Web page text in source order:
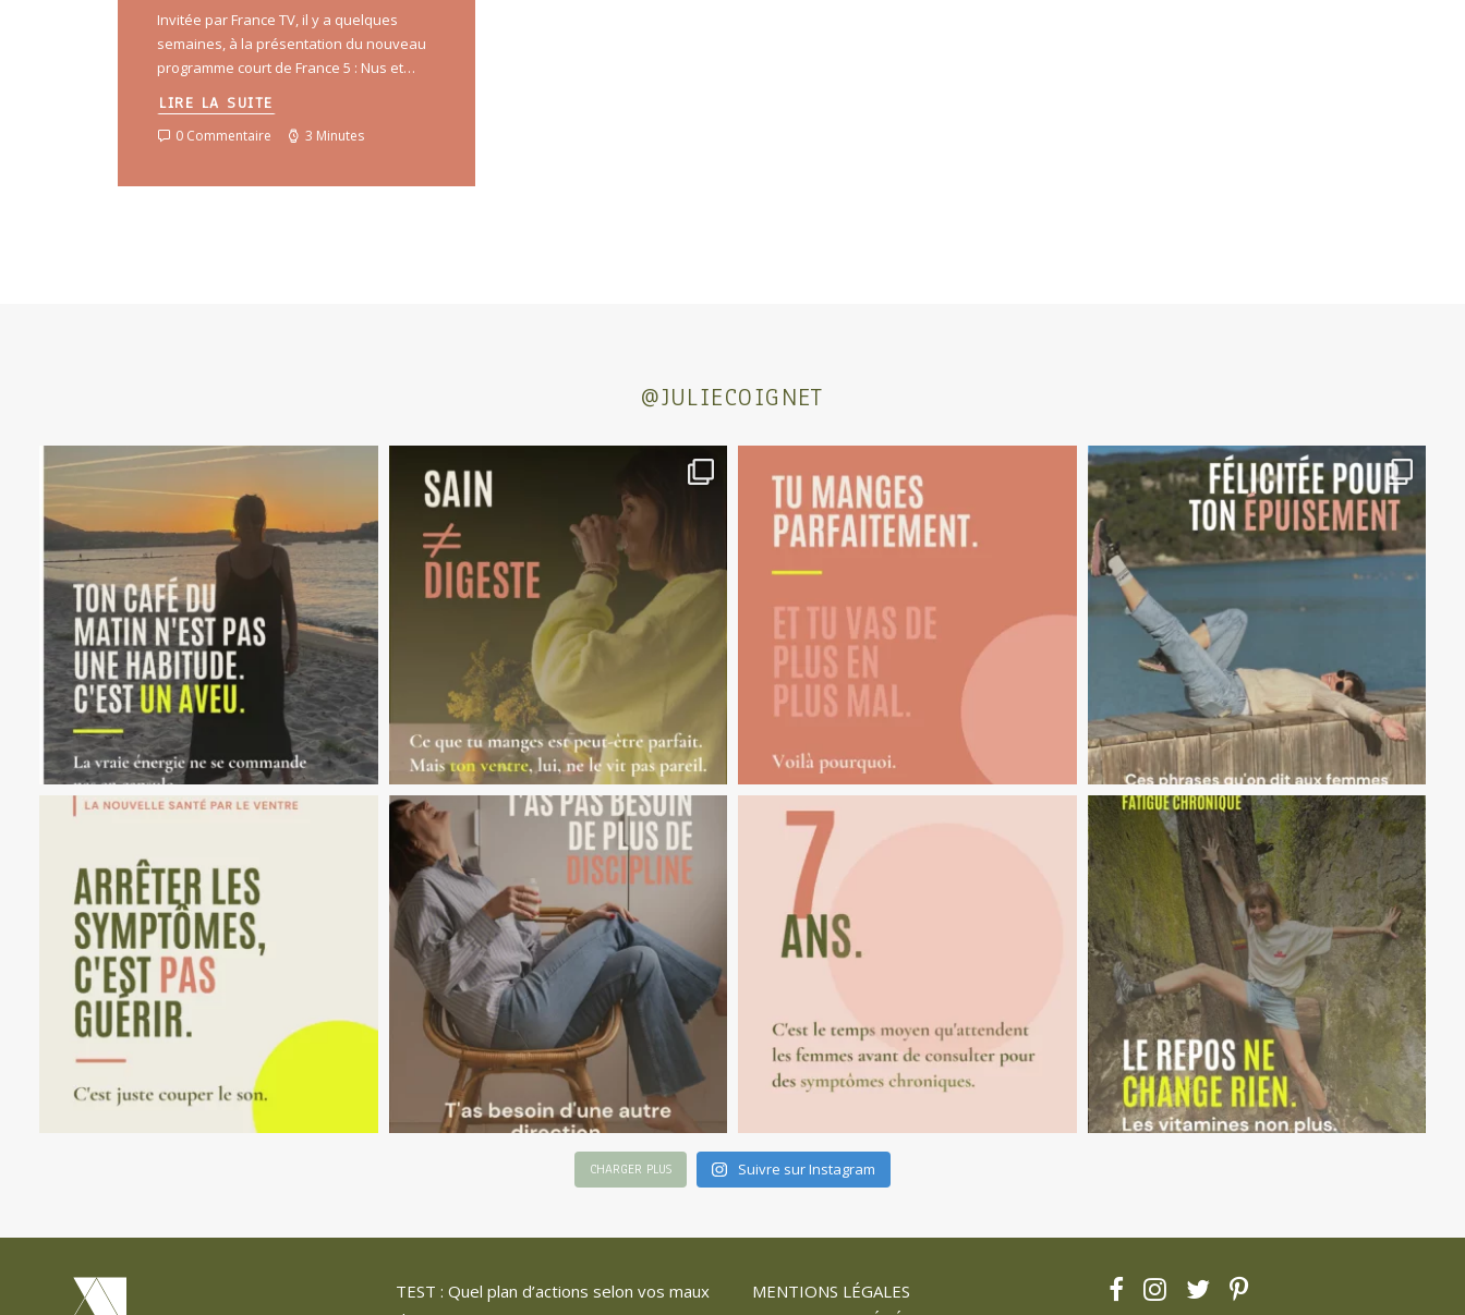
Invitée par France TV, il y a quelques
semaines, à la présentation du nouveau
programme court de France 5 : Nus et…
LIRE LA SUITE
0 Commentaire 3 Minutes
@JULIECOIGNET
CHARGER PLUS Suivre sur Instagram
TEST : Quel plan d’actions selon vos maux
MENTIONS LÉGALES